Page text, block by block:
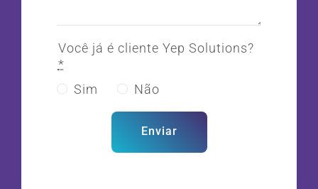
Você já é cliente Yep Solutions?
*
Sim
Não
Enviar